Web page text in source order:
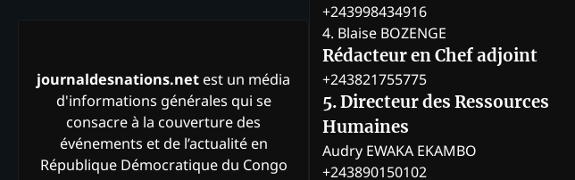
journaldesnations.net est un média
d'informations générales qui se
consacre à la couverture des
événements et de l’actualité en
République Démocratique du Congo
+243998434916
4. Blaise BOZENGE
Rédacteur en Chef adjoint
+243821755775
5. Directeur des Ressources
Humaines
Audry EWAKA EKAMBO
+243890150102